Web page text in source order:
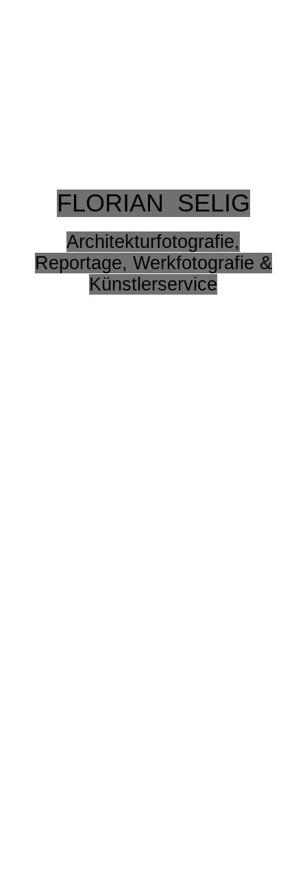
FLORIAN SELIG
Architekturfotografie,
Reportage, Werkfotografie &
Künstlerservice